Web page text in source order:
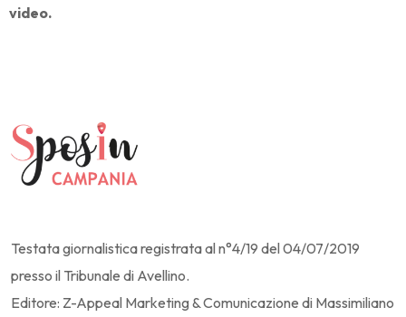
video.
Testata giornalistica registrata al n°4/19 del 04/07/2019
presso il Tribunale di Avellino.
Editore: Z-Appeal Marketing & Comunicazione di Massimiliano